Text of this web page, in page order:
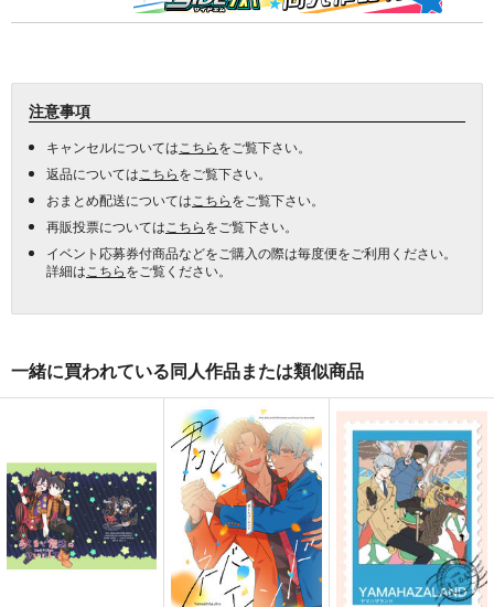
注意事項
キャンセルについては こちらをご覧下さい。
返品については こちらをご覧下さい。
おまとめ配送については こちらをご覧下さい。
再販投票については こちらをご覧下さい。
イベント応募券付商品などをご購入の際は毎度便をご利用ください。
詳細は こちらをご覧ください。
一緒に買われている同人作品または類似商品